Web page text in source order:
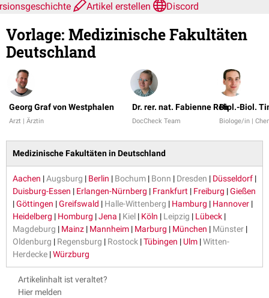
Artikel erstellen Discord
Vorlage: Medizinische Fakultäten
Deutschland
Georg Graf von Westphalen
Arzt | Ärztin
Dr. rer. nat. Fabienne Reh
DocCheck Team
Dipl.-Biol.
Biologe/in |
Medizinische Fakultäten in Deutschland
Aachen |Augsburg | Berlin | Bochum | Bonn | Dresden | Düsseldorf |
Duisburg-Essen | Erlangen-Nürnberg | Frankfurt | Freiburg |Gießen
|Göttingen |Greifswald | Halle-Wittenberg | Hamburg | Hannover |
Heidelberg | Homburg |Jena | Kiel | Köln | Leipzig | Lübeck |
Magdeburg | Mainz | Mannheim | Marburg | München | Münster |
Oldenburg | Regensburg | Rostock |Tübingen | Ulm |Witten-
Herdecke |Würzburg
Artikelinhalt ist veraltet?
Hier melden